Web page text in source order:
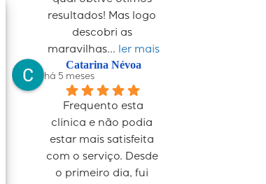
resultados! Mas logo
descobri as
maravilhas... ler mais
Catarina Névoa
há 5 meses
Frequento esta
clínica e não podia
estar mais satisfeita
com o serviço. Desde
o primeiro dia, fui